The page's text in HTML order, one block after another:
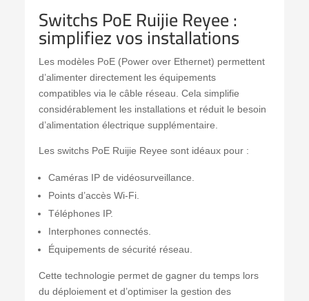
Switchs PoE Ruijie Reyee :
simplifiez vos installations
Les modèles PoE (Power over Ethernet) permettent
d’alimenter directement les équipements
compatibles via le câble réseau. Cela simplifie
considérablement les installations et réduit le besoin
d’alimentation électrique supplémentaire.
Les switchs PoE Ruijie Reyee sont idéaux pour :
Caméras IP de vidéosurveillance.
Points d’accès Wi-Fi.
Téléphones IP.
Interphones connectés.
Équipements de sécurité réseau.
Cette technologie permet de gagner du temps lors
du déploiement et d’optimiser la gestion des